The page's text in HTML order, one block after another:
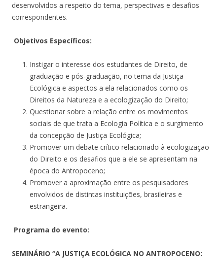
desenvolvidos a respeito do tema, perspectivas e desafios
correspondentes.
Objetivos Específicos:
Instigar o interesse dos estudantes de Direito, de
graduação e pós-graduação, no tema da Justiça
Ecológica e aspectos a ela relacionados como os
Direitos da Natureza e a ecologização do Direito;
Questionar sobre a relação entre os movimentos
sociais de que trata a Ecologia Política e o surgimento
da concepção de Justiça Ecológica;
Promover um debate crítico relacionado à ecologização
do Direito e os desafios que a ele se apresentam na
época do Antropoceno;
Promover a aproximação entre os pesquisadores
envolvidos de distintas instituições, brasileiras e
estrangeira.
Programa do evento:
SEMINÁRIO “A JUSTIÇA ECOLÓGICA NO ANTROPOCENO: